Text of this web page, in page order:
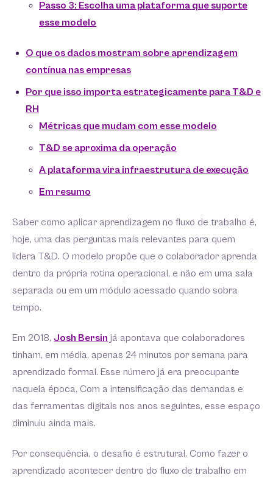
Passo 3: Escolha uma plataforma que suporte
esse modelo
O que os dados mostram sobre aprendizagem
contínua nas empresas
Por que isso importa estrategicamente para T&D e
RH
Métricas que mudam com esse modelo
T&D se aproxima da operação
A plataforma vira infraestrutura de execução
Em resumo
Saber como aplicar aprendizagem no fluxo de trabalho é,
hoje, uma das perguntas mais relevantes para quem
lidera T&D. O modelo propõe que o colaborador aprenda
dentro da própria rotina operacional, e não em uma sala
separada ou em um módulo acessado quando sobra
tempo.
Em 2018, Josh Bersin já apontava que colaboradores
tinham, em média, apenas 24 minutos por semana para
aprendizado formal. Esse número já era preocupante
naquela época. Com a intensificação das demandas e
das ferramentas digitais nos anos seguintes, esse espaço
diminuiu ainda mais.
Por consequência, o desafio é estrutural. Como fazer o
aprendizado acontecer dentro do fluxo de trabalho em